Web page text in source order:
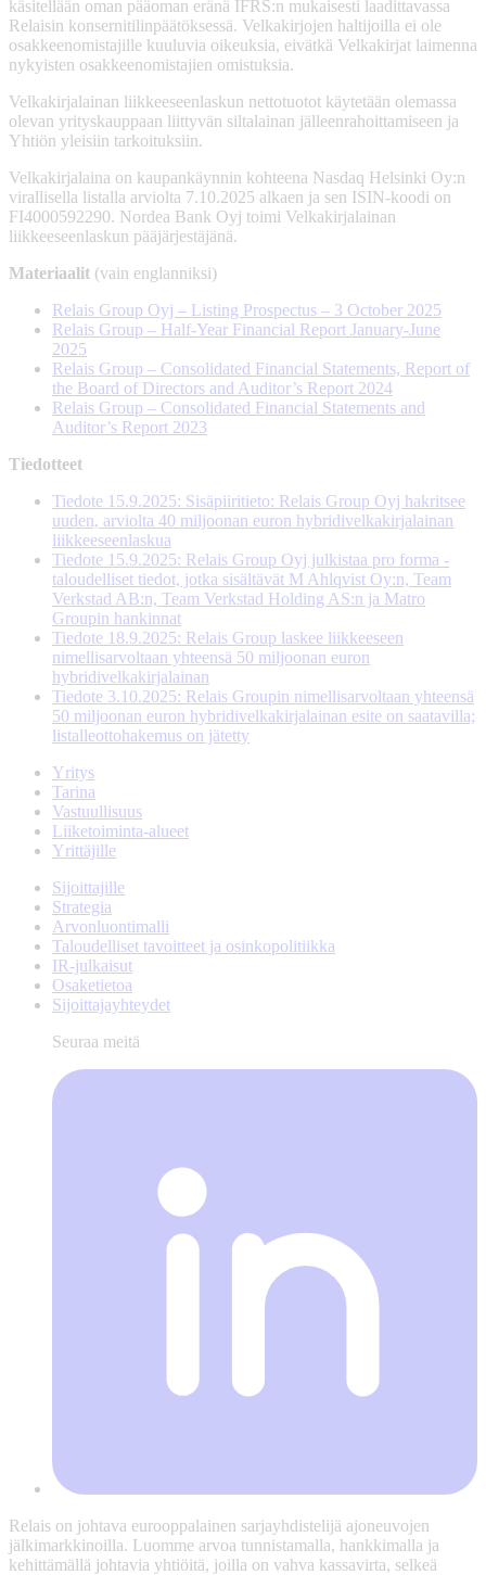
käsitellään oman pääoman eränä IFRS:n mukaisesti laadittavassa
Relaisin konsernitilinpäätöksessä. Velkakirjojen haltijoilla ei ole
osakkeenomistajille kuuluvia oikeuksia, eivätkä Velkakirjat laimenna
nykyisten osakkeenomistajien omistuksia.
Velkakirjalainan liikkeeseenlaskun nettotuotot käytetään olemassa
olevan yrityskauppaan liittyvän siltalainan jälleenrahoittamiseen ja
Yhtiön yleisiin tarkoituksiin.
Velkakirjalaina on kaupankäynnin kohteena Nasdaq Helsinki Oy:n
virallisella listalla arviolta 7.10.2025 alkaen ja sen ISIN-koodi on
FI4000592290. Nordea Bank Oyj toimi Velkakirjalainan
liikkeeseenlaskun pääjärjestäjänä.
Materiaalit (vain englanniksi)
Relais Group Oyj – Listing Prospectus – 3 October 2025
Relais Group – Half-Year Financial Report January-June
2025
Relais Group – Consolidated Financial Statements, Report of
the Board of Directors and Auditor’s Report 2024
Relais Group – Consolidated Financial Statements and
Auditor’s Report 2023
Tiedotteet
Tiedote 15.9.2025: Sisäpiiritieto: Relais Group Oyj hakritsee
uuden, arviolta 40 miljoonan euron hybridivelkakirjalainan
liikkeeseenlaskua
Tiedote 15.9.2025: Relais Group Oyj julkistaa pro forma -
taloudelliset tiedot, jotka sisältävät M Ahlqvist Oy:n, Team
Verkstad AB:n, Team Verkstad Holding AS:n ja Matro
Groupin hankinnat
Tiedote 18.9.2025: Relais Group laskee liikkeeseen
nimellisarvoltaan yhteensä 50 miljoonan euron
hybridivelkakirjalainan
Tiedote 3.10.2025: Relais Groupin nimellisarvoltaan yhteensä
50 miljoonan euron hybridivelkakirjalainan esite on saatavilla;
listalleottohakemus on jätetty
Yritys
Tarina
Vastuullisuus
Liiketoiminta-alueet
Yrittäjille
Sijoittajille
Strategia
Arvonluontimalli
Taloudelliset tavoitteet ja osinkopolitiikka
IR-julkaisut
Osaketietoa
Sijoittajayhteydet
Seuraa meitä
Relais on johtava eurooppalainen sarjayhdistelijä ajoneuvojen
jälkimarkkinoilla. Luomme arvoa tunnistamalla, hankkimalla ja
kehittämällä johtavia yhtiöitä, joilla on vahva kassavirta, selkeä